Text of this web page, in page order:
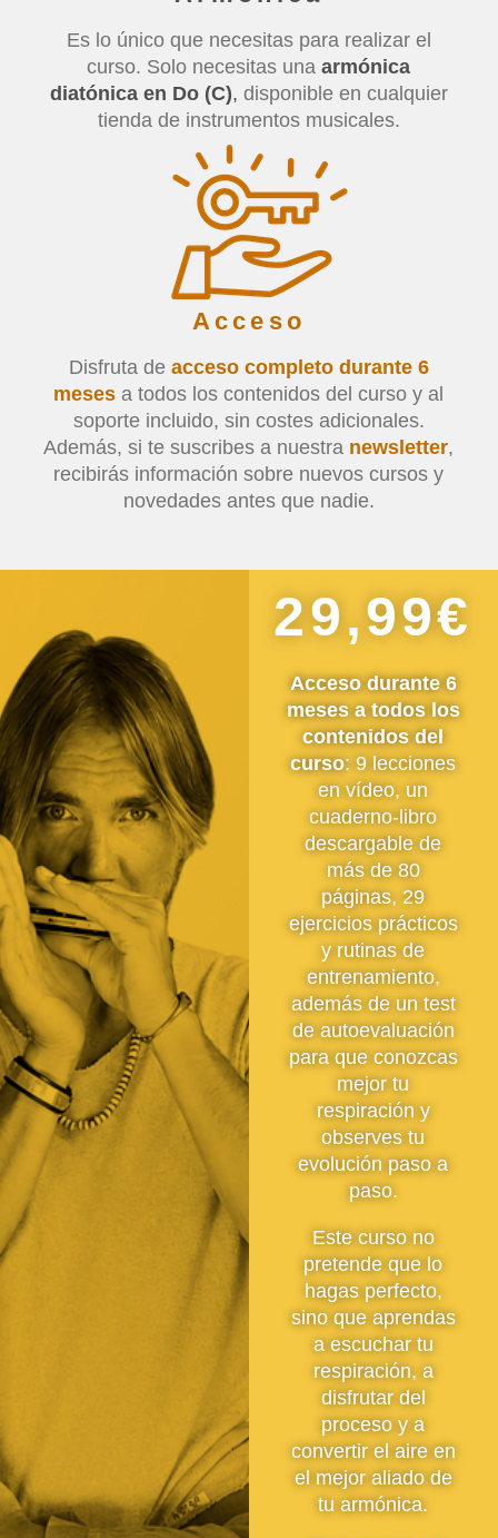
Es lo único que necesitas para realizar el
curso. Solo necesitas unaarmónica
diatónica en Do (C), disponible en cualquier
tienda de instrumentos musicales.
Acceso
Disfruta de acceso completo durante 6
meses a todos los contenidos del curso y al
soporte incluido, sin costes adicionales.
Además, si te suscribes a nuestra newsletter,
recibirás información sobre nuevos cursos y
novedades antes que nadie.
29,99€
Acceso durante 6
meses a todos los
contenidos del
curso: 9 lecciones
en vídeo, un
cuaderno-libro
descargable de
más de 80
páginas, 29
ejercicios prácticos
y rutinas de
entrenamiento,
además de un test
de autoevaluación
para que conozcas
mejor tu
respiración y
observes tu
evolución paso a
paso.
Este curso no
pretende que lo
hagas perfecto,
sino que aprendas
a escuchar tu
respiración, a
disfrutar del
proceso y a
convertir el aire en
el mejor aliado de
tu armónica.